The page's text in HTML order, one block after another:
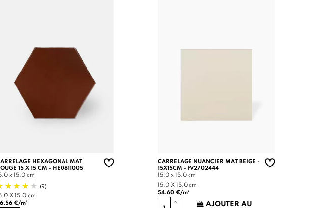
HEXAGONAL MAT
15 X 15 CM - HE0811005
x 15.0 cm
(9)
X 15.0 cm
€/m²
CARRELAGE NUANCIER MAT BEIGE -
15X15CM - FV2702444
15.0 x 15.0 cm
15.0 X 15.0 cm
54.60 €/m²
AJOUTER AU